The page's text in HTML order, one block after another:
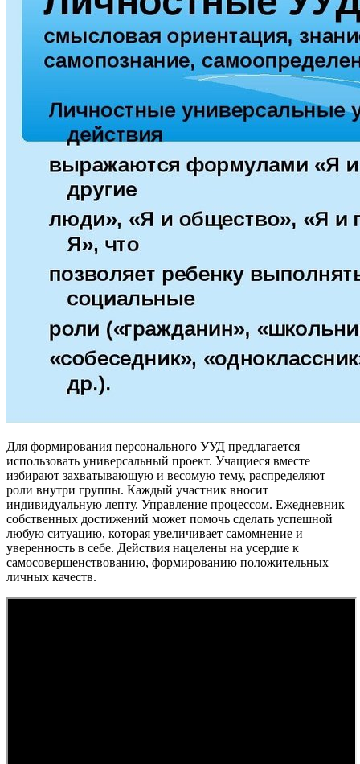
Для формирования персонального УУД предлагается
использовать универсальный проект. Учащиеся вместе
избирают захватывающую и весомую тему, распределяют
роли внутри группы. Каждый участник вносит
индивидуальную лепту. Управление процессом. Ежедневник
собственных достижений может помочь сделать успешной
любую ситуацию, которая увеличивает самомнение и
уверенность в себе. Действия нацелены на усердие к
самосовершенствованию, формированию положительных
личных качеств.